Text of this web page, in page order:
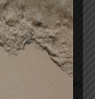
convierte en
Sharp
Su diseño
accesorio de